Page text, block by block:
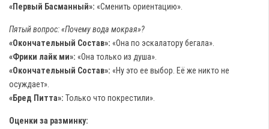
«Первый Басманный»: «Сменить ориентацию».
Пятый вопрос: «Почему вода мокрая»?
«Окончательный Состав»: «Она по эскалатору бегала».
«Фрики лайк ми»: «Она только из душа».
«Окончательный Состав»: «Ну это ее выбор. Её же никто не
осуждает».
«Бред Питта»: Только что покрестили».
Оценки за разминку: